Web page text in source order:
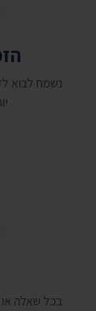
נשמח לבוא
בכל שאלה או